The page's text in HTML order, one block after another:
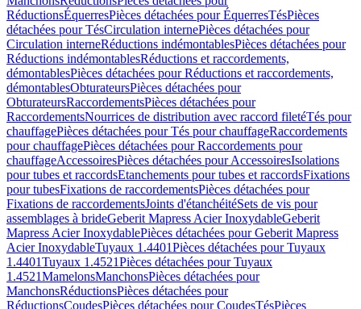
RéductionsÉquerresPièces détachées pour ÉquerresTésPièces
détachées pour TésCirculation internePièces détachées pour
Circulation interneRéductions indémontablesPièces détachées pour
Réductions indémontablesRéductions et raccordements,
démontablesPièces détachées pour Réductions et raccordements,
démontablesObturateursPièces détachées pour
ObturateursRaccordementsPièces détachées pour
RaccordementsNourrices de distribution avec raccord filetéTés pour
chauffagePièces détachées pour Tés pour chauffageRaccordements
pour chauffagePièces détachées pour Raccordements pour
chauffageAccessoiresPièces détachées pour AccessoiresIsolations
pour tubes et raccordsEtanchements pour tubes et raccordsFixations
pour tubesFixations de raccordementsPièces détachées pour
Fixations de raccordementsJoints d'étanchéitéSets de vis pour
assemblages à brideGeberit Mapress Acier InoxydableGeberit
Mapress Acier InoxydablePièces détachées pour Geberit Mapress
Acier InoxydableTuyaux 1.4401Pièces détachées pour Tuyaux
1.4401Tuyaux 1.4521Pièces détachées pour Tuyaux
1.4521MamelonsManchonsPièces détachées pour
ManchonsRéductionsPièces détachées pour
RéductionsCoudesPièces détachées pour CoudesTésPièces